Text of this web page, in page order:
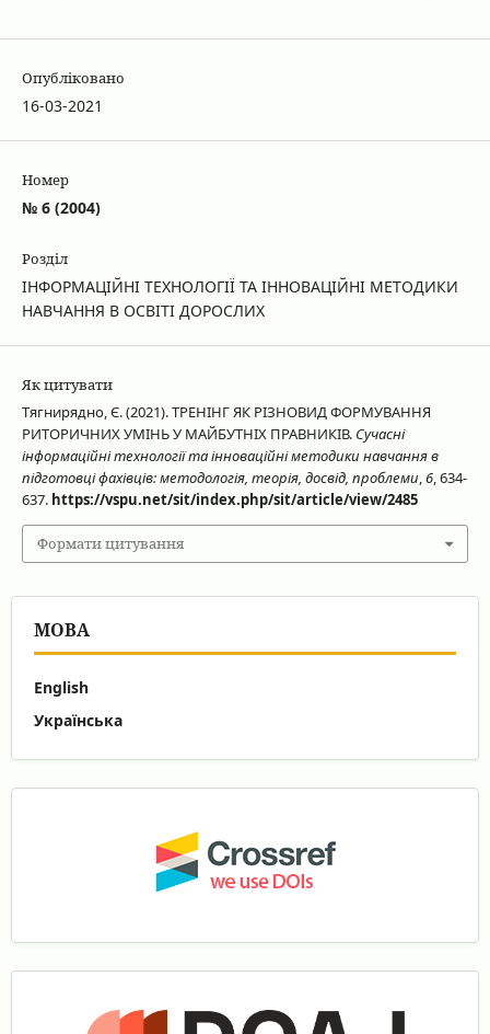
Опубліковано
16-03-2021
Номер
№ 6 (2004)
Розділ
ІНФОРМАЦІЙНІ ТЕХНОЛОГІЇ ТА ІННОВАЦІЙНІ МЕТОДИКИ
НАВЧАННЯ В ОСВІТІ ДОРОСЛИХ
Як цитувати
Тягнирядно, Є. (2021). ТРЕНІНГ ЯК РІЗНОВИД ФОРМУВАННЯ
РИТОРИЧНИХ УМІНЬ У МАЙБУТНІХ ПРАВНИКІВ. Сучасні
інформаційні технології та інноваційні методики навчання в
підготовці фахівців: методологія, теорія, досвід, проблеми,6, 634-
637. https://vspu.net/sit/index.php/sit/article/view/2485
Формати цитування
МОВА
English
Українська